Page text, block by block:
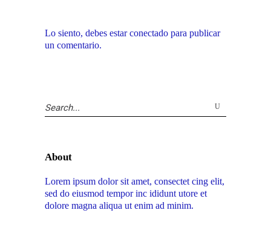
Lo siento, debes estarconectado para publicar
un comentario.
Search
About
Lorem ipsum dolor sit amet, consectet cing elit,
sed do eiusmod tempor inc ididunt utore et
dolore magna aliqua ut enim ad minim.